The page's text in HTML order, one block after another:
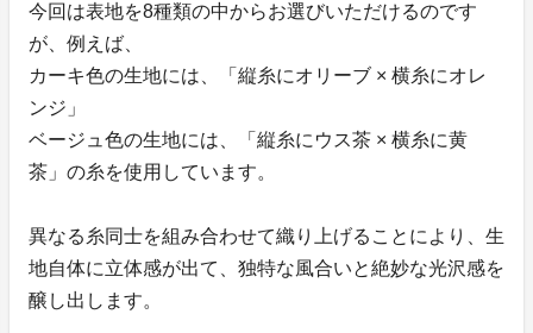
今回は表地を8種類の中からお選びいただけるのです
が、例えば、
カーキ色の生地には、「縦糸にオリーブ × 横糸にオレ
ンジ」
ベージュ色の生地には、「縦糸にウス茶 × 横糸に黄
茶」の糸を使用しています。
異なる糸同士を組み合わせて織り上げることにより、生
地自体に立体感が出て、独特な風合いと絶妙な光沢感を
醸し出します。